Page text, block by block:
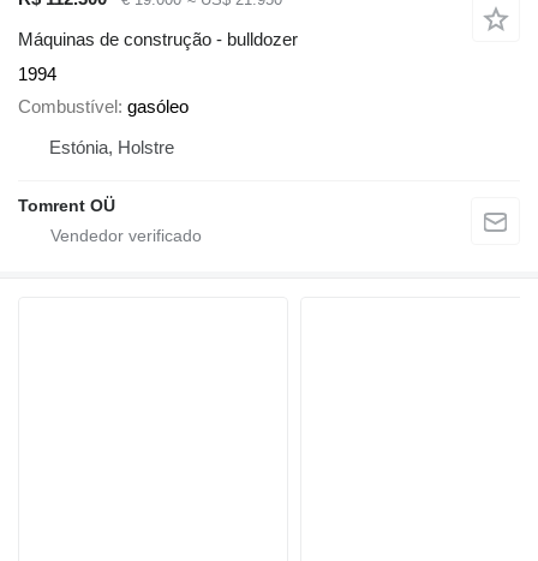
Máquinas de construção - bulldozer
1994
Combustível gasóleo
Estónia, Holstre
Tomrent OÜ